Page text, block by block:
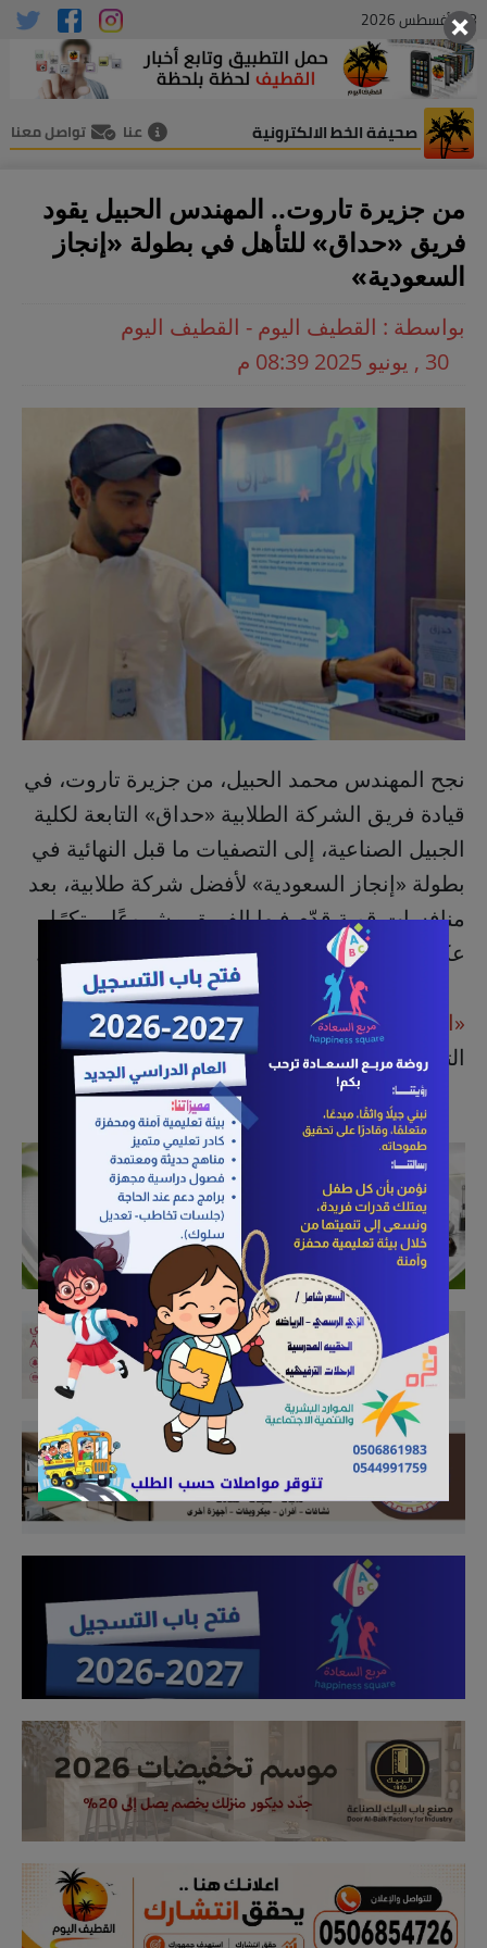
08 , أغسطس 2026
صحيفة الخط الالكترونية عنا تواصل معنا
من جزيرة تاروت.. المهندس الحبيل يقود
فريق «حداق» للتأهل في بطولة «إنجاز
السعودية»
بواسطة : القطيف اليوم - القطيف اليوم
30 , يونيو 2025 08:39 م
نجح المهندس محمد الحبيل، من جزيرة تاروت، في
قيادة فريق الشركة الطلابية «حداق» التابعة لكلية
الجبيل الصناعية، إلى التصفيات ما قبل النهائية في
بطولة «إنجاز السعودية» لأفضل شركة طلابية، بعد
منافسات قوية قدّم فيها الفريق مشروعًا مبتكرًا
عكس رؤية الشباب السعودي في الريادة والتميز.
«القطيف اليوم»تهنئ "الحبيل" وتتمنى له دوام
التوفيق والنجاح.